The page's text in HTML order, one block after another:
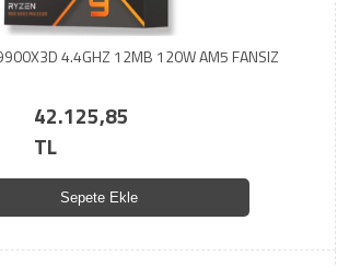
4.4GHZ 12MB 120W AM5 FANSIZ
42.125,85
TL
Sepete Ekle